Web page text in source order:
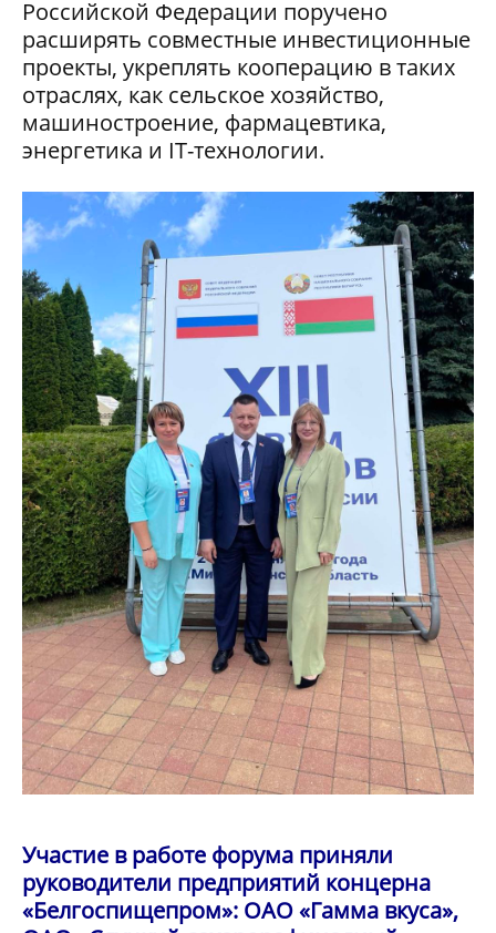
Российской Федерации поручено
расширять совместные инвестиционные
проекты, укреплять кооперацию в таких
отраслях, как сельское хозяйство,
машиностроение, фармацевтика,
энергетика и IT-технологии.
Участие в работе форума приняли
руководители предприятий концерна
«Белгоспищепром»: ОАО «Гамма вкуса»,